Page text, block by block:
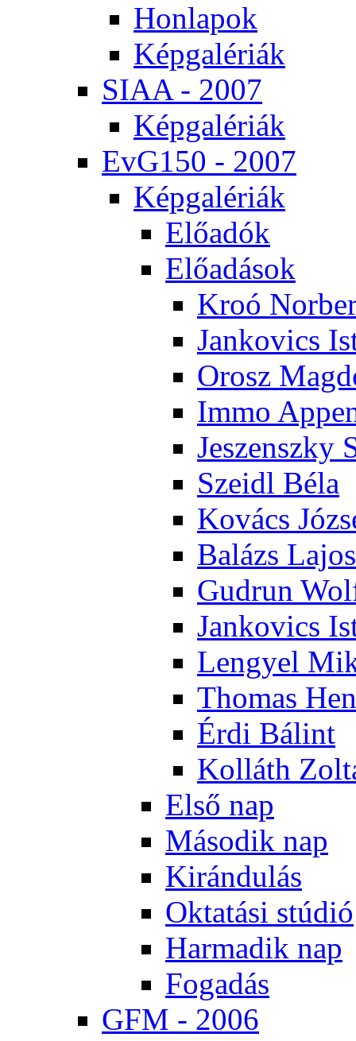
Hon­la­pok
Kép­ga­lé­ri­ák
SI­AA - 2007
Kép­ga­lé­ri­ák
EvG150 - 2007
Kép­ga­lé­ri­ák
Elő­adók
Elő­adá­sok
Kroó
Jan­ko­vics
Orosz
Im­mo
Je­szensz­ky
Szeidl Bé­la
Ko­vács
Ba­lázs La­jos
Gud­run
Jan­ko­vics
Len­gyel
Tho­mas
Ér­di Bá­lint
Kol­láth
El­ső nap
Má­so­dik nap
Ki­rán­du­lás
Ok­ta­tá­si stú­dió
Har­ma­dik nap
Fo­ga­dás
GFM - 2006